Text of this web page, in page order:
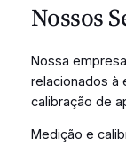
Nossos
Nossa
relacionados à
calibração de
Medição e